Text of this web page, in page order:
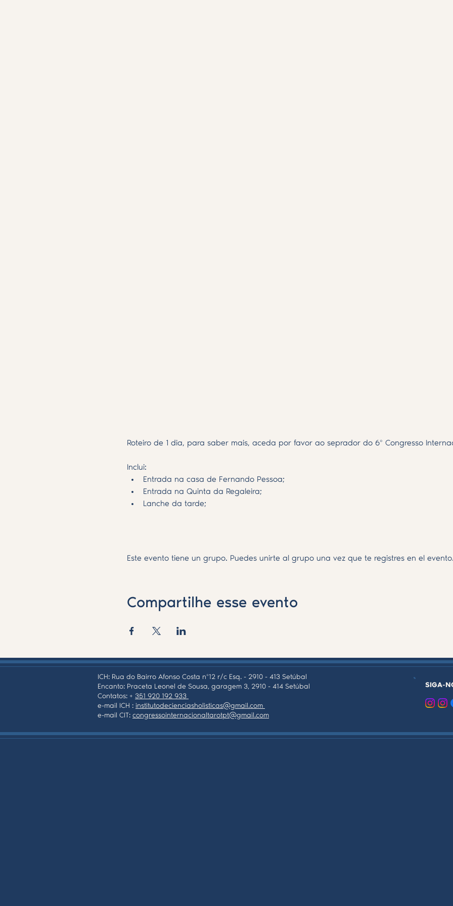
Roteiro de 1 dia, para saber mais, aceda por favor ao seprador do 6º Congresso
Inclui:
Entrada na casa de Fernando Pessoa;
Entrada na Quinta da Regaleira;
Lanche da tarde;
Este evento tiene un grupo. Puedes unirte al grupo una vez que te registres en el
Compartilhe esse evento
ICH: Rua do Bairro Afonso Costa nº12 r/c Esq. - 2910 - 413 Setúbal
Encanto: Praceta Leonel de Sousa, garagem 3, 2910 - 414 Setúbal
Contatos: + 351 920 192 933
e-mail ICH : institutodecienciasholisticas@gmail.com
e-mail CIT: congressointernacionaltarotpt@gmail.com
SIGA-